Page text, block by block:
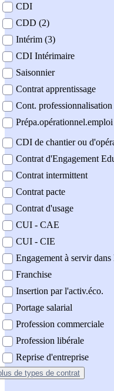
contrat
CDI
CDD (2)
Intérim (3)
CDI Intérimaire
Saisonnier
Contrat apprentissage
Cont.
Prépa.opérationnel.emploi
CDI de chantier ou
Contrat d'Engagement
Contrat intermittent
Contrat pacte
Contrat d'usage
CUI - CAE
CUI - CIE
Engagement à servir dans
Franchise
Insertion par l'activ.éco.
Portage salarial
Profession commerciale
Profession libérale
Reprise d'entreprise
de types de contrat